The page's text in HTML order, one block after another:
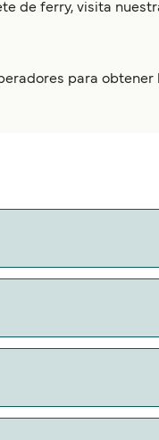
de ferry, visita
para obtener